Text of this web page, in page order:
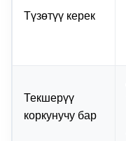
Түзөтүү керек
Текшерүү
коркунучу бар